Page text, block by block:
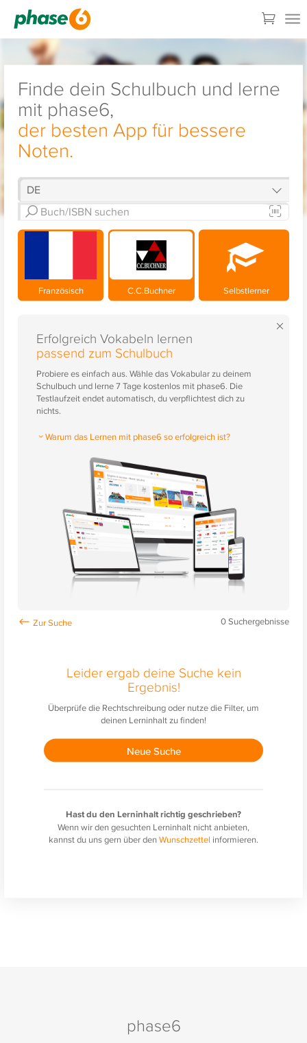
Finde dein Schulbuch und lerne
mit phase6,
der besten App für bessere
Noten.
Französisch C.C.Buchner Selbstlerner
×
Erfolgreich Vokabeln lernen
passend zum Schulbuch
Probiere es einfach aus. Wähle das Vokabular zu deinem
Schulbuch und lerne 7 Tage kostenlos mit phase6. Die
Testlaufzeit endet automatisch, du verpflichtest dich zu
nichts.
Warum das Lernen mit phase6 so erfolgreich ist?
0Suchergebnisse
Leider ergab deine Suche kein
Ergebnis!
Überprüfe die Rechtschreibung oder nutze die Filter, um
deinen Lerninhalt zu finden!
Neue Suche
Hast du den Lerninhalt richtig geschrieben?
Wenn wir den gesuchten Lerninhalt nicht anbieten,
kannst du uns gern über denWunschzettel informieren.
phase6